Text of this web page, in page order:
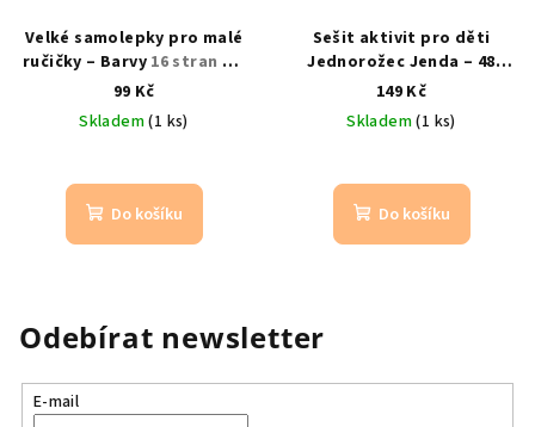
Velké samolepky pro malé
ručičky – Barvy 16 stran a 4
listy samolepek pro
nejmenší
99 Kč
Skladem(1 ks)
Do košíku
Sešit aktivit pro děti
Jednorožec Jenda – 48
stran zábavy a učení
emoční inteligence
149 Kč
Skladem(1 ks)
Do košíku
Odebírat newsletter
E-mail